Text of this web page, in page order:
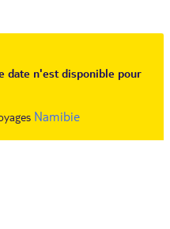
date n'est disponible pour
Namibie